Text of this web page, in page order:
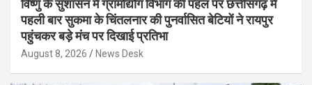
विष्णु के सुशासन में ग्रामोद्योग विभाग की पहल पर छत्तीसगढ़ में
पहली बार सुकमा के चिंतलनार की पुनर्वासित बेटियों ने रायपुर
पहुंचकर बड़े मंच पर दिखाई प्रतिभा
August 8, 2026 News Desk